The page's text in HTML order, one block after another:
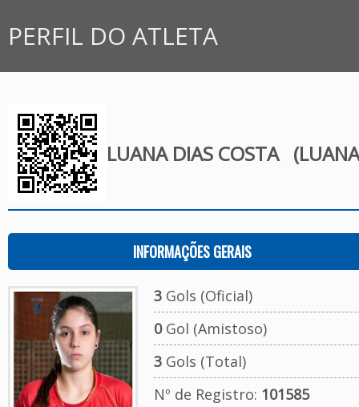
PERFIL DO ATLETA
LUANA DIAS COSTA
INFORMAÇÕES GERAIS
3Gols (Oficial)
0Gol (Amistoso)
3Gols (Total)
Nº de Registro: 101585